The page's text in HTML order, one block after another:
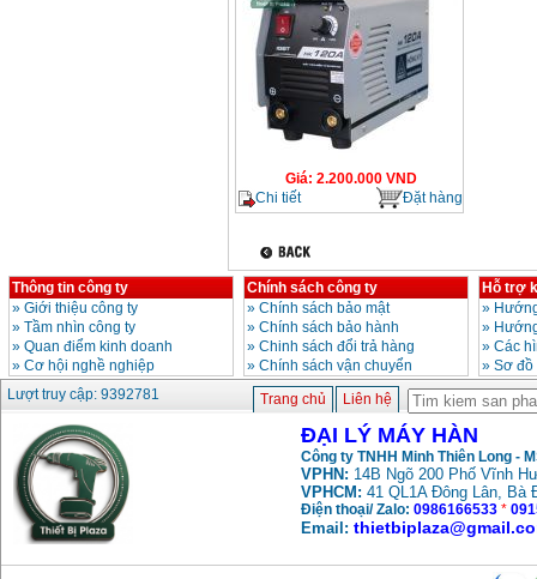
Giá: 2.200.000VND
Chi tiết
Đặt hàng
Thông tin công ty
» Giới thiệu công ty
» Tầm nhìn công ty
» Quan điểm kinh doanh
» Cơ hội nghề nghiệp
Chính sách công ty
» Chính sách bảo mật
» Chính sách bảo hành
» Chinh sách đổi trả hàng
» Chính sách vận chuyển
Hỗ trợ
»
»
» Các
» Sơ
Lượt truy cập: 9392781
Trang chủ Liên hệ
ĐẠI LÝ MÁY HÀN
Công ty TNHH Minh Thiên Long -
VPHN: 14B Ngõ 200 Phố Vĩnh
VPHCM: 41 QL1A Đông Lân, Bà
Điện thoại/ Zalo: 0986166533 *
Email: